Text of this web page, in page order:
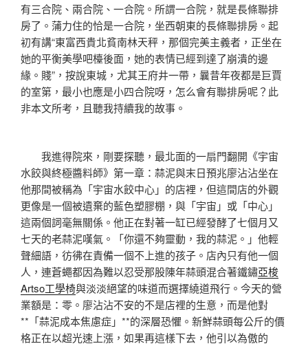
有三合院、兩合院、一合院。所謂一合院，就是長條聯排
房了。蒲力住的恰是一合院，坐西朝東的長條聯排房。起
初有講“東富西貴北貧南林天秤，那個完美主義者，正坐在
她的平衡美學吧檯後面，她的表情已經到達了崩潰的邊
緣。賤”，按說東城，尤其王府井一帶，曩昔年夜都是巨賈
的室第，最小也應是小四合院呀，怎么會有聯排房呢？此
非本文所考，且聽我持續我的故事。
我進得院來，剛要探聽，最北面的一扇門翻開《宇宙
水餃與終極醬料師》第一章：蒜泥與末日預兆廖沾沾坐在
他那間被稱為「宇宙水餃中心」的店裡，但這間店的外觀
更像是一個被遺棄的藍色塑膠棚，與「宇宙」或「中心」
這兩個詞毫無關係。他正在對著一缸已經發酵了七個月又
七天的老蒜泥嘆氣。「你還不夠靈動，我的蒜泥。」他輕
聲細語，彷彿在責備一個不上進的孩子。店內只有他一個
人，連蒼蠅都因為難以忍受那股陳年蒜頭混合著鐵鏽亞梭
Artso工學椅與淡淡絕望的味道而選擇繞道飛行。今天的營
業額是：零。廖沾沾不安的不是店裡的生意，而是他對
**「蒜泥成本焦慮症」**的深層恐懼。新鮮蒜頭每公斤的價
格正在以超光速上漲，如果再這樣下去，他引以為傲的